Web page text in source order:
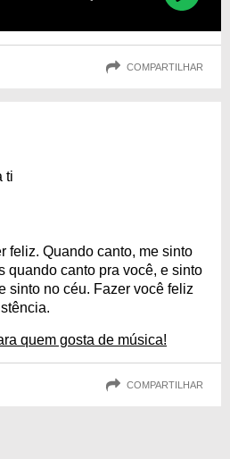
COMPARTILHAR
ti
feliz. Quando canto, me sinto
quando canto pra você, e sinto
sinto no céu. Fazer você feliz
quem gosta de música!
COMPARTILHAR